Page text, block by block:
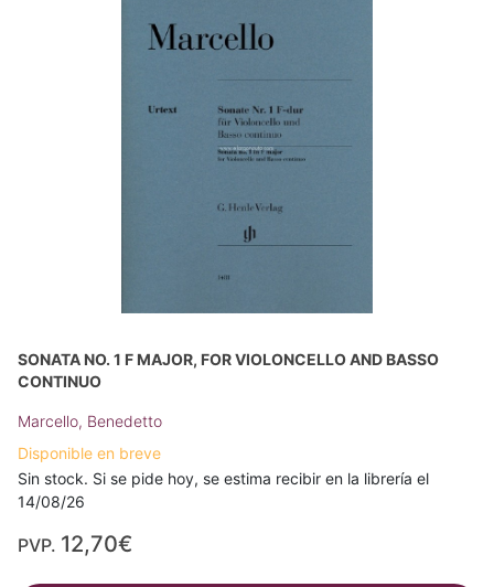
SONATA NO. 1 F MAJOR, FOR VIOLONCELLO AND BASSO
CONTINUO
Marcello, Benedetto
Disponible en breve
Sin stock. Si se pide hoy, se estima recibir en la librería el
14/08/26
PVP. 12,70€